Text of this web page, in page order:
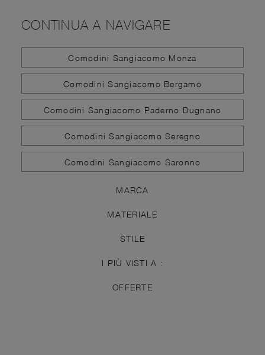
CONTINUA A NAVIGARE
Comodini Sangiacomo Monza
Comodini Sangiacomo Bergamo
Comodini Sangiacomo Paderno Dugnano
Comodini Sangiacomo Seregno
Comodini Sangiacomo Saronno
MARCA
MATERIALE
STILE
I PIÙ VISTI A :
OFFERTE